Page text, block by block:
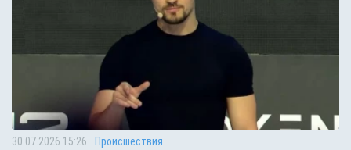
30.07.2026 15:26 Происшествия